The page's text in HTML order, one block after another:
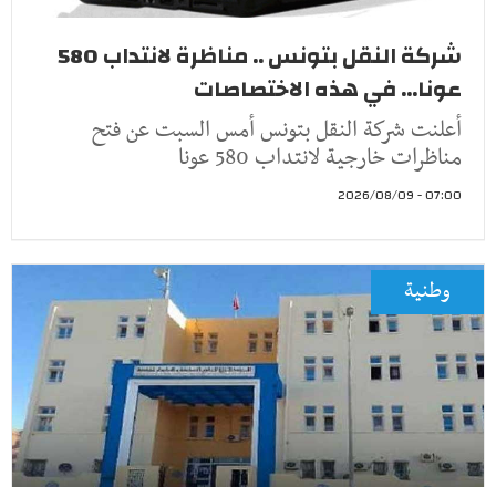
شركة النقل بتونس .. مناظرة لانتداب 580
عونا... في هذه الاختصاصات
أعلنت شركة النقل بتونس أمس السبت عن فتح
مناظرات خارجية لانتداب 580 عونا
07:00 - 2026/08/09
وطنية